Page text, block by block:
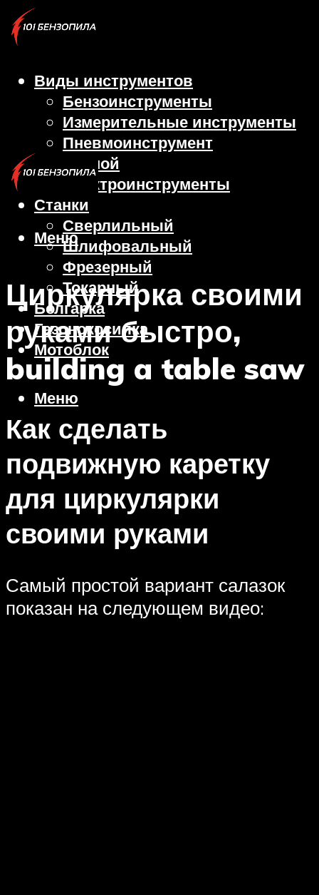
Виды инструментов
Бензоинструменты
Измерительные инструменты
Пневмоинструмент
Ручной
Электроинструменты
Станки
Сверлильный
Шлифовальный
Фрезерный
Токарный
Болгарка
Газонокосилка
Мотоблок
Меню
Меню
Циркулярка своими
руками быстро,
building a table saw
Как сделать
подвижную каретку
для циркулярки
своими руками
Самый простой вариант салазок
показан на следующем видео: